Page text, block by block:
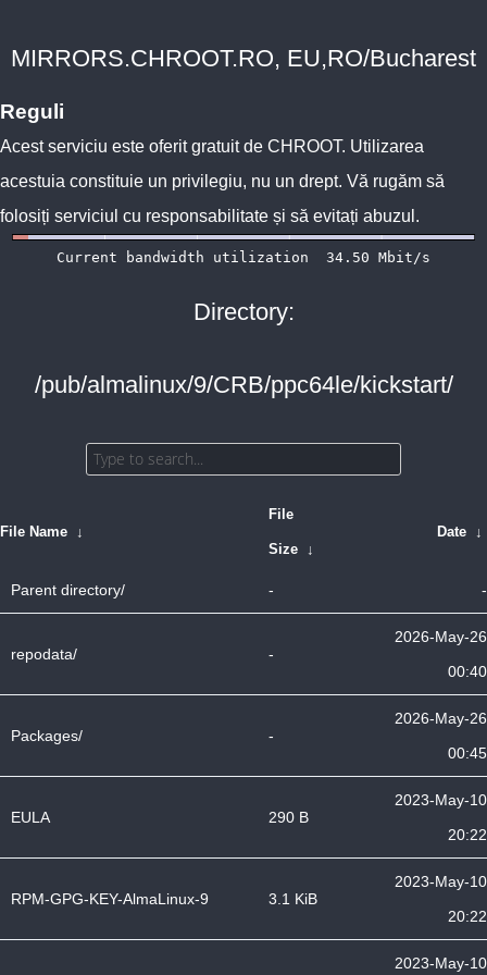
MIRRORS.CHROOT.RO, EU,RO/Bucharest
Reguli
Acest serviciu este oferit gratuit de CHROOT. Utilizarea
acestuia constituie un privilegiu, nu un drept. Vă rugăm să
folosiți serviciul cu responsabilitate și să evitați abuzul.
Directory:
/pub/almalinux/9/CRB/ppc64le/kickstart/
File Name ↓
File
Size ↓
Date ↓
Parent directory/ - -
repodata/ -
2026-May-26
00:40
Packages/ -
2026-May-26
00:45
EULA 290 B
2023-May-10
20:22
RPM-GPG-KEY-AlmaLinux-9 3.1 KiB
2023-May-10
20:22
2023-May-10